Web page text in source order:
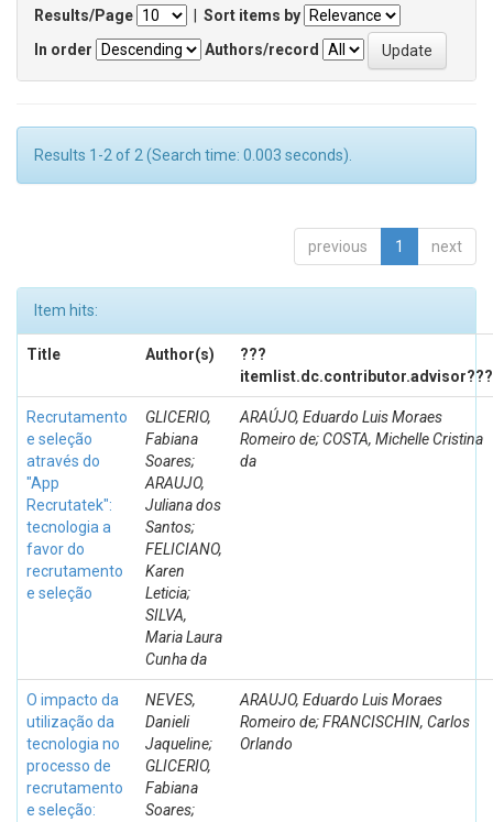
Results/Page
Sort items by
In order
Authors/record
Results 1-2 of 2 (Search time: 0.003 seconds).
previous 1 next
Item hits:
Title Author(s)
???
itemlist.dc.contributor.advisor???
Recrutamento
e seleção
através do
"App
Recrutatek":
tecnologia a
favor do
recrutamento
e seleção
GLICERIO,
Fabiana
Soares;
ARAUJO,
Juliana dos
Santos;
FELICIANO,
Karen
Leticia;
SILVA,
Maria Laura
Cunha da
ARAÚJO, Eduardo Luis Moraes
Romeiro de; COSTA, Michelle Cristina
da
O impacto da
utilização da
tecnologia no
processo de
recrutamento
e seleção:
NEVES,
Danieli
Jaqueline;
GLICERIO,
Fabiana
Soares;
ARAUJO, Eduardo Luis Moraes
Romeiro de; FRANCISCHIN, Carlos
Orlando